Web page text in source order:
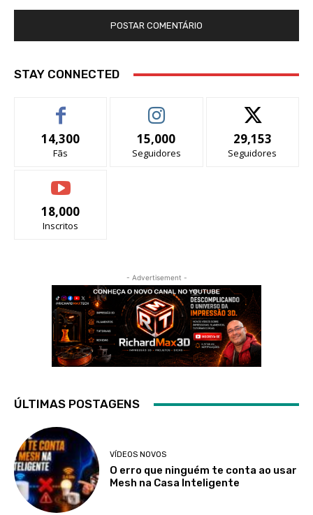
STAY CONNECTED
14,300
Fãs
15,000
Seguidores
29,153
Seguidores
18,000
Inscritos
- Advertisement -
ÚLTIMAS POSTAGENS
VÍDEOS NOVOS
O erro que ninguém te conta ao usar
Mesh na Casa Inteligente